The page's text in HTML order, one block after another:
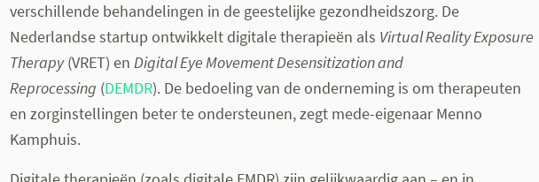
verschillende behandelingen in de geestelijke gezondheidszorg. De
Nederlandse startup ontwikkelt digitale therapieën als Virtual Reality Exposure
Therapy(VRET) en Digital Eye Movement Desensitization and
Reprocessing (DEMDR). De bedoeling van de onderneming is om therapeuten
en zorginstellingen beter te ondersteunen, zegt mede-eigenaar Menno
Kamphuis.